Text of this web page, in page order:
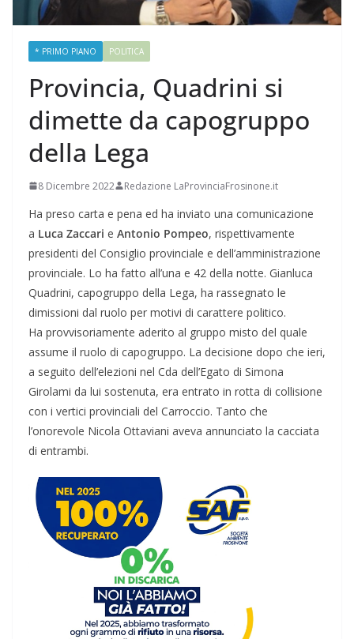
* PRIMO PIANO POLITICA
Provincia, Quadrini si
dimette da capogruppo
della Lega
8 Dicembre 2022 Redazione LaProvinciaFrosinone.it
Ha preso carta e pena ed ha inviato una comunicazione
a Luca Zaccari e Antonio Pompeo, rispettivamente
presidenti del Consiglio provinciale e dell’amministrazione
provinciale. Lo ha fatto all’una e 42 della notte. Gianluca
Quadrini, capogruppo della Lega, ha rassegnato le
dimissioni dal ruolo per motivi di carattere politico.
Ha provvisoriamente aderito al gruppo misto del quale
assume il ruolo di capogruppo. La decisione dopo che ieri,
a seguito dell’elezioni nel Cda dell’Egato di Simona
Girolami da lui sostenuta, era entrato in rotta di collisione
con i vertici provinciali del Carroccio. Tanto che
l’onorevole Nicola Ottaviani aveva annunciato la cacciata
di entrambi.